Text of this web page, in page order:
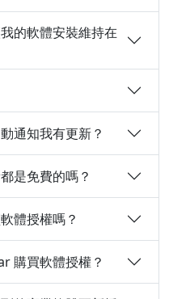
的軟體安裝維持在
通知我有更新？
是免費的嗎？
體授權嗎？
購買軟體授權？